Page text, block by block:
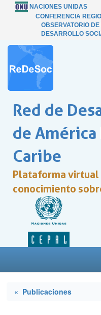
NACIONES UNIDAS
CONFERENCIA
OBSERVATORIO
DESARROLLO
Red de
de
Caribe
Plataforma virtual
conocimiento
« Publicaciones